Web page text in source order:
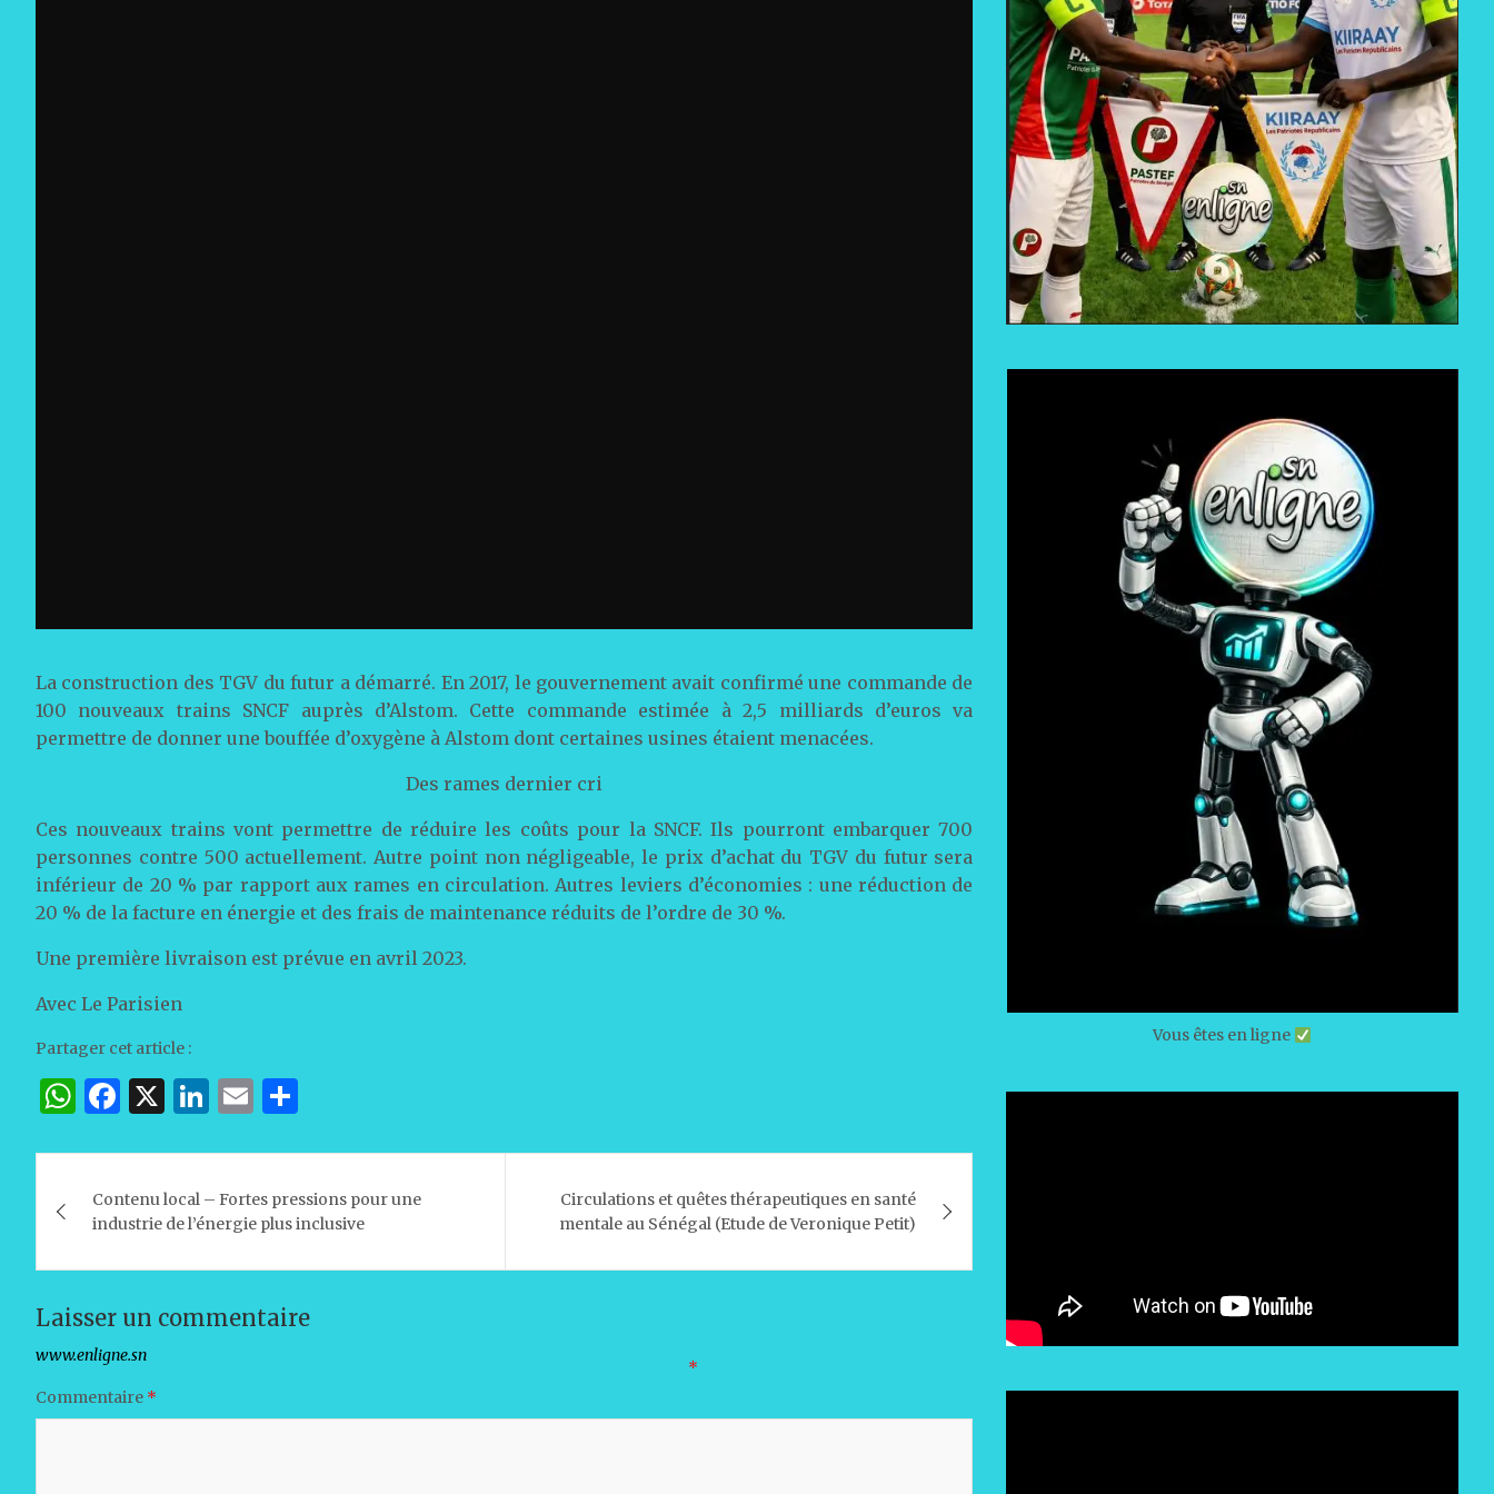
La construction des TGV du futur a démarré. En 2017, le gouvernement avait confirmé une commande de
100 nouveaux trains SNCF auprès d’Alstom. Cette commande estimée à 2,5 milliards d’euros va
permettre de donner une bouffée d’oxygène à Alstom dont certaines usines étaient menacées.
Des rames dernier cri
Ces nouveaux trains vont permettre de réduire les coûts pour la SNCF. Ils pourront embarquer 700
personnes contre 500 actuellement. Autre point non négligeable, le prix d’achat du TGV du futur sera
inférieur de 20 % par rapport aux rames en circulation. Autres leviers d’économies : une réduction de
20 % de la facture en énergie et des frais de maintenance réduits de l’ordre de 30 %.
Une première livraison est prévue en avril 2023.
Avec Le Parisien
Partager cet article :
W
at
A
p
p
F
c
e
b
o
o
k
X
Li
k
e
dI
n
E
ai
l
ta
g
er
de
l’article
Contenu local – Fortes pressions pour une
industrie de l’énergie plus inclusive
Circulations et quêtes thérapeutiques en santé
mentale au Sénégal (Etude de Veronique Petit)
Laisser un commentaire
Votre adresse e-mail ne sera pas publiée.
*
Commentaire *
Vous êtes en ligne